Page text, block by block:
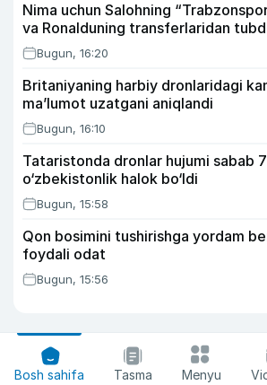
Nima uchun Salohning
va Ronalduning transferlaridan
Bugun, 16:20
Britaniyaning harbiy dronlaridagi
ma’lumot uzatgani aniqlandi
Bugun, 16:10
Tataristonda dronlar hujumi sabab
o‘zbekistonlik halok bo‘ldi
Bugun, 15:58
Qon bosimini tushirishga yordam
foydali odat
Bugun, 15:56
Bosh sahifa Tasma Menyu